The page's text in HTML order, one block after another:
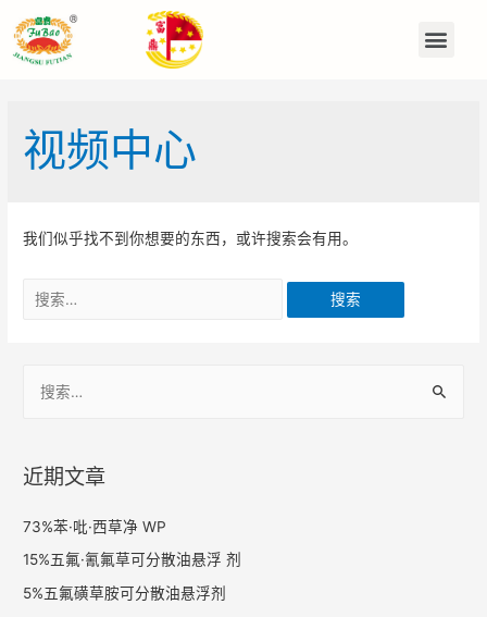
视频中心
我们似乎找不到你想要的东西，或许搜索会有用。
近期文章
73%苯·吡·西草净 WP
15%五氟·氰氟草可分散油悬浮 剂
5%五氟磺草胺可分散油悬浮剂